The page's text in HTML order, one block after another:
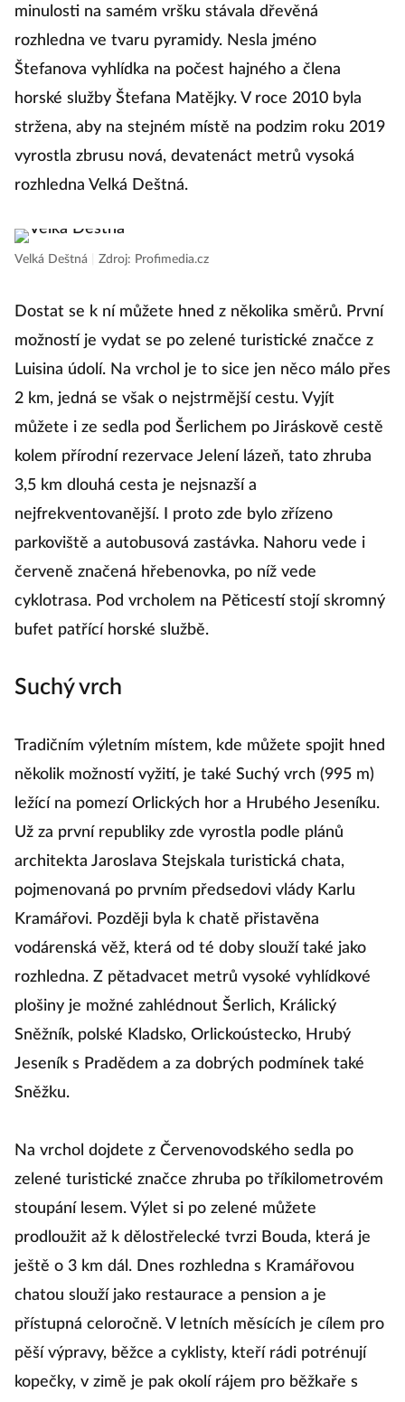
minulosti na samém vršku stávala dřevěná
rozhledna ve tvaru pyramidy. Nesla jméno
Štefanova vyhlídka na počest hajného a člena
horské služby Štefana Matějky. V roce 2010 byla
stržena, aby na stejném místě na podzim roku 2019
vyrostla zbrusu nová, devatenáct metrů vysoká
rozhledna Velká Deštná.
Velká Deštná Zdroj: Profimedia.cz
Dostat se k ní můžete hned z několika směrů. První
možností je vydat se po zelené turistické značce z
Luisina údolí. Na vrchol je to sice jen něco málo přes
2 km, jedná se však o nejstrmější cestu. Vyjít
můžete i ze sedla pod Šerlichem po Jiráskově cestě
kolem přírodní rezervace Jelení lázeň, tato zhruba
3,5 km dlouhá cesta je nejsnazší a
nejfrekventovanější. I proto zde bylo zřízeno
parkoviště a autobusová zastávka. Nahoru vede i
červeně značená hřebenovka, po níž vede
cyklotrasa. Pod vrcholem na Pěticestí stojí skromný
bufet patřící horské službě.
Suchý vrch
Tradičním výletním místem, kde můžete spojit hned
několik možností vyžití, je také Suchý vrch (995 m)
ležící na pomezí Orlických hor a Hrubého Jeseníku.
Už za první republiky zde vyrostla podle plánů
architekta Jaroslava Stejskala turistická chata,
pojmenovaná po prvním předsedovi vlády Karlu
Kramářovi. Později byla k chatě přistavěna
vodárenská věž, která od té doby slouží také jako
rozhledna. Z pětadvacet metrů vysoké vyhlídkové
plošiny je možné zahlédnout Šerlich, Králický
Sněžník, polské Kladsko, Orlickoústecko, Hrubý
Jeseník s Pradědem a za dobrých podmínek také
Sněžku.
Na vrchol dojdete z Červenovodského sedla po
zelené turistické značce zhruba po tříkilometrovém
stoupání lesem. Výlet si po zelené můžete
prodloužit až k dělostřelecké tvrzi Bouda, která je
ještě o 3 km dál. Dnes rozhledna s Kramářovou
chatou slouží jako restaurace a pension a je
přístupná celoročně. V letních měsících je cílem pro
pěší výpravy, běžce a cyklisty, kteří rádi potrénují
kopečky, v zimě je pak okolí rájem pro běžkaře s